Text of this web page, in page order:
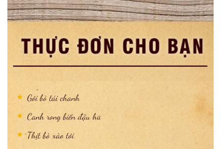
Gỏi bò tái chanh
Canh rong biển đậu hũ
Thịt bò xào tỏi